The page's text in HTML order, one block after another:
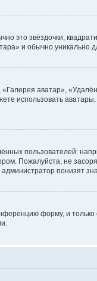
это звёздочки,
и обычно уникально
аватар»,
использовать
пользователей:
Пожалуйста, не
понизят
форму, и